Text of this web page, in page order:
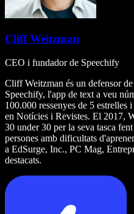
Cliff Weitzman
CEO i fundador de Speechify
Cliff Weitzman és un defensor
Speechify, l'app de text a veu
100.000 ressenyes de 5
en Notícies i Revistes. El 2017,
30 under 30 per la seva tasca
persones amb dificultats
a EdSurge, Inc., PC Mag,
destacats.